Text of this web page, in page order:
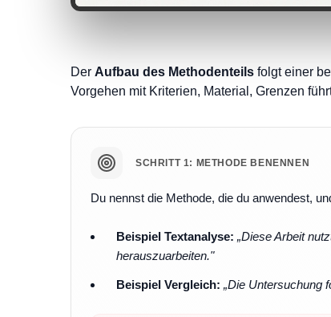
Der Aufbau des Methodenteils folgt einer
Vorgehen mit Kriterien, Material, Grenzen
SCHRITT 1: METHODE BENENNEN
Du nennst die Methode, die du anwendest,
Beispiel Textanalyse: „Diese Arbeit
herauszuarbeiten."
Beispiel Vergleich: „Die Untersuchung